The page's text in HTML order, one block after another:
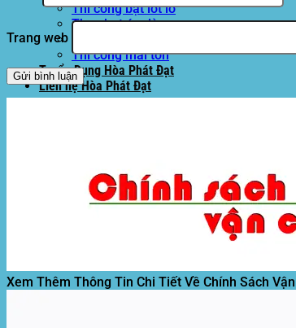
Thi công bạt lót lồ
Thay bạt áo dù
Thi công mái tôn
Tuyển Dụng Hòa Phát Đạt
Liên hệ Hòa Phát Đạt
Trang web
Xem Thêm Thông Tin Chi Tiết Về Chính Sách